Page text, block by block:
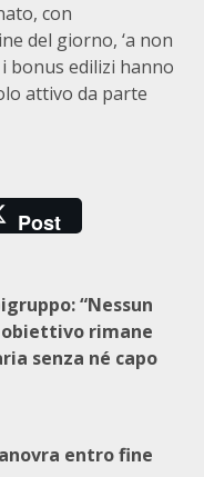
con
del giorno, ‘a non
bonus edilizi hanno
attivo da parte
Post
“Nessun
obiettivo rimane
senza né capo
entro fine